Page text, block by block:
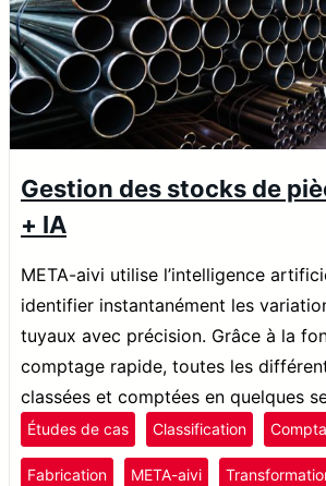
Gestion des stocks de
+ IA
META-aivi utilise l’intelligence
identifier instantanément les
tuyaux avec précision. Grâce à la
comptage rapide, toutes les
classées et comptées en quelques
Études de cas Classification
Fabrication META-aivi